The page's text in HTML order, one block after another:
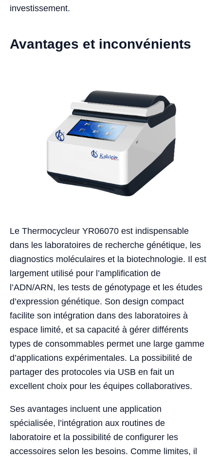
investissement.
Avantages et inconvénients
Le Thermocycleur YR06070 est indispensable
dans les laboratoires de recherche génétique, les
diagnostics moléculaires et la biotechnologie. Il est
largement utilisé pour l’amplification de
l’ADN/ARN, les tests de génotypage et les études
d’expression génétique. Son design compact
facilite son intégration dans des laboratoires à
espace limité, et sa capacité à gérer différents
types de consommables permet une large gamme
d’applications expérimentales. La possibilité de
partager des protocoles via USB en fait un
excellent choix pour les équipes collaboratives.
Ses avantages incluent une application
spécialisée, l’intégration aux routines de
laboratoire et la possibilité de configurer les
accessoires selon les besoins. Comme limites, il